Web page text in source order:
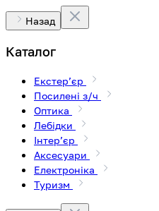
Назад
Каталог
Екстерʼєр
Посилені з/ч
Оптика
Лебідки
Інтерʼєр
Аксесуари
Електроніка
Туризм